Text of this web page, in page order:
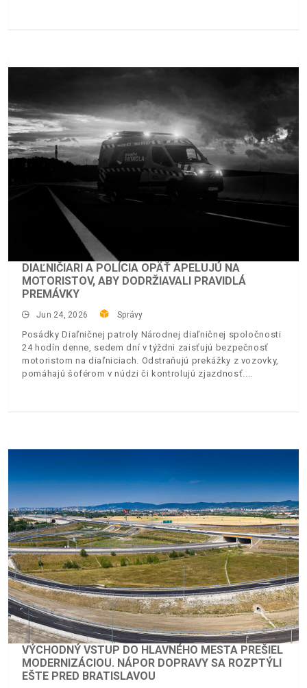
DIAĽNIČIARI A POLÍCIA OPÄŤ APELUJÚ NA
MOTORISTOV, ABY DODRŽIAVALI PRAVIDLÁ
PREMÁVKY
Jun 24, 2026 Správy
Posádky Diaľničnej patroly Národnej diaľničnej spoločnosti
24 hodín denne, sedem dní v týždni zaisťujú bezpečnosť
motoristom na diaľniciach. Odstraňujú prekážky z vozovky,
pomáhajú šoférom v núdzi či kontrolujú zjazdnosť.
VÝCHODNÝ VSTUP DO HLAVNÉHO MESTA PREŠIEL
MODERNIZÁCIOU. NÁPOR DOPRAVY SA ROZPTÝLI
EŠTE PRED BRATISLAVOU